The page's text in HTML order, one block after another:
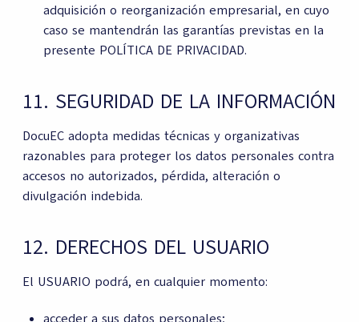
adquisición o reorganización empresarial, en cuyo
caso se mantendrán las garantías previstas en la
presente POLÍTICA DE PRIVACIDAD.
11. SEGURIDAD DE LA INFORMACIÓN
DocuEC adopta medidas técnicas y organizativas
razonables para proteger los datos personales contra
accesos no autorizados, pérdida, alteración o
divulgación indebida.
12. DERECHOS DEL USUARIO
El USUARIO podrá, en cualquier momento: